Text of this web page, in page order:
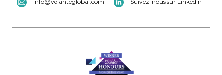
info@volanteglobal.com Suivez-nous sur LinkedIn